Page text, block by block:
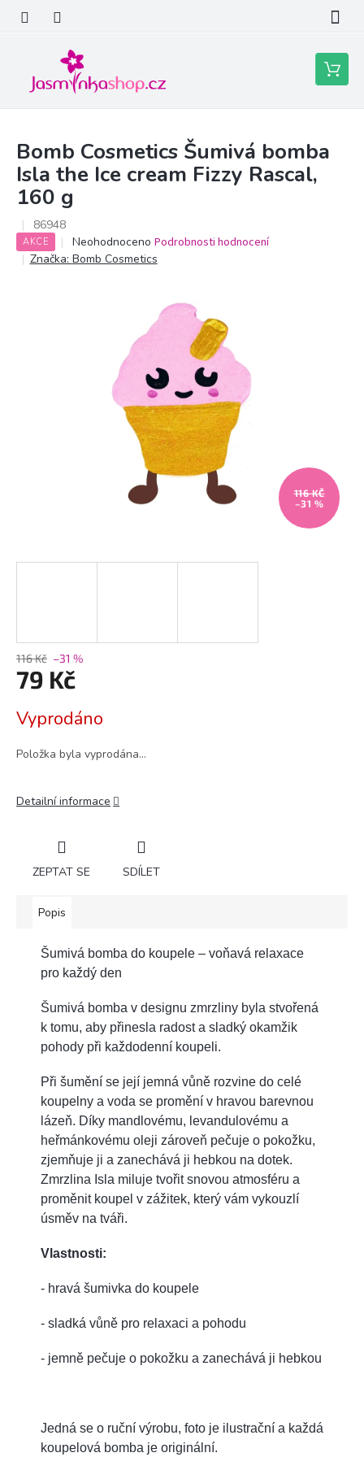
obsah
Nákupní
košík
Bomb Cosmetics Šumivá bomba
Isla the Ice cream Fizzy Rascal,
160 g
86948
AKCE
Průměrné
hodnocení
Neohodnoceno Podrobnosti hodnocení
Značka: Bomb Cosmetics
116 KČ
–31 %
116 Kč –31 %
79 Kč
cena:
Vyprodáno
Položka byla vyprodána…
Detailní informace
ZEPTAT SE SDÍLET
Popis
Šumivá bomba do koupele – voňavá relaxace
pro každý den
Šumivá bomba v designu zmrzliny byla stvořená
k tomu, aby přinesla radost a sladký okamžik
pohody při každodenní koupeli.
Při šumění se její jemná vůně rozvine do celé
koupelny a voda se promění v hravou barevnou
lázeň. Díky mandlovému, levandulovému a
heřmánkovému oleji zároveň pečuje o pokožku,
zjemňuje ji a zanechává ji hebkou na dotek.
Zmrzlina Isla miluje tvořit snovou atmosféru a
proměnit koupel v zážitek, který vám vykouzlí
úsměv na tváři.
Vlastnosti:
- hravá šumivka do koupele
- sladká vůně pro relaxaci a pohodu
- jemně pečuje o pokožku a zanechává ji hebkou
Jedná se o ruční výrobu, foto je ilustrační a každá
koupelová bomba je originální.